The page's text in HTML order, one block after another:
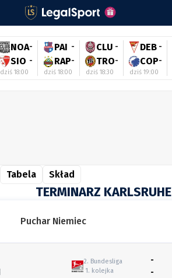
NOA-
SIO -
dziś 18:00
PAI -
RAP-
dziś 18:00
CLU -
TRO-
dziś 18:30
DEB -
COP-
dziś 19:00
Tabela Skład
TERMINARZ KARLSRUHE
Puchar Niemiec
2. Bundesliga
1. kolejka
-
-